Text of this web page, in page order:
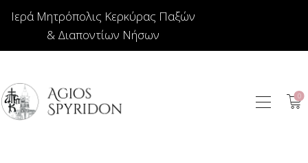
Ιερά Μητρόπολις Κερκύρας Παξών
& Διαποντίων Νήσων
0
ΕΙΚΟΝΕΣ